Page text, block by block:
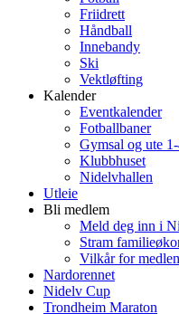
Friidrett
Håndball
Innebandy
Ski
Vektløfting
Kalender
Eventkalender
Fotballbaner
Gymsal og ute
Klubbhuset
Nidelvhallen
Utleie
Bli medlem
Meld deg inn i
Stram
Vilkår for
Nardorennet
Nidelv Cup
Trondheim Maraton